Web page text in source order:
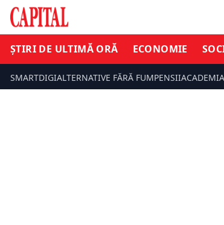
ȘTIRI DE ULTIMĂ ORĂ ECONOMIE
SMARTDIGIALTERNATIVE FĂRĂ FUMPENSII